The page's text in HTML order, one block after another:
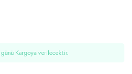
günü Kargoya verilecektir.